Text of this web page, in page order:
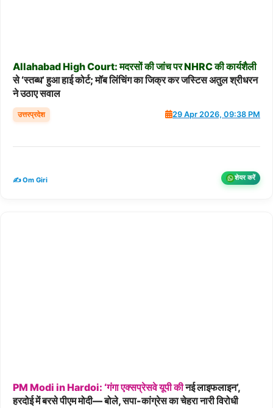
AllahabadHighCourt: मदरसोंकीजांचपरNHRCकीकार्यशैली
से ‘स्तब्ध’ हुआ हाई कोर्ट; मॉब लिंचिंग का जिक्र कर जस्टिस अतुल श्रीधरन
ने उठाए सवाल
उत्तरप्रदेश 29 Apr 2026, 09:38 PM
✍️ Om Giri शेयर करें
PM Modi inHardoi: ‘गंगाएक्सप्रेसवेयूपीकीनई लाइफलाइन’,
हरदोई में बरसे पीएम मोदी— बोले, सपा-कांग्रेस का चेहरा नारी विरोधी